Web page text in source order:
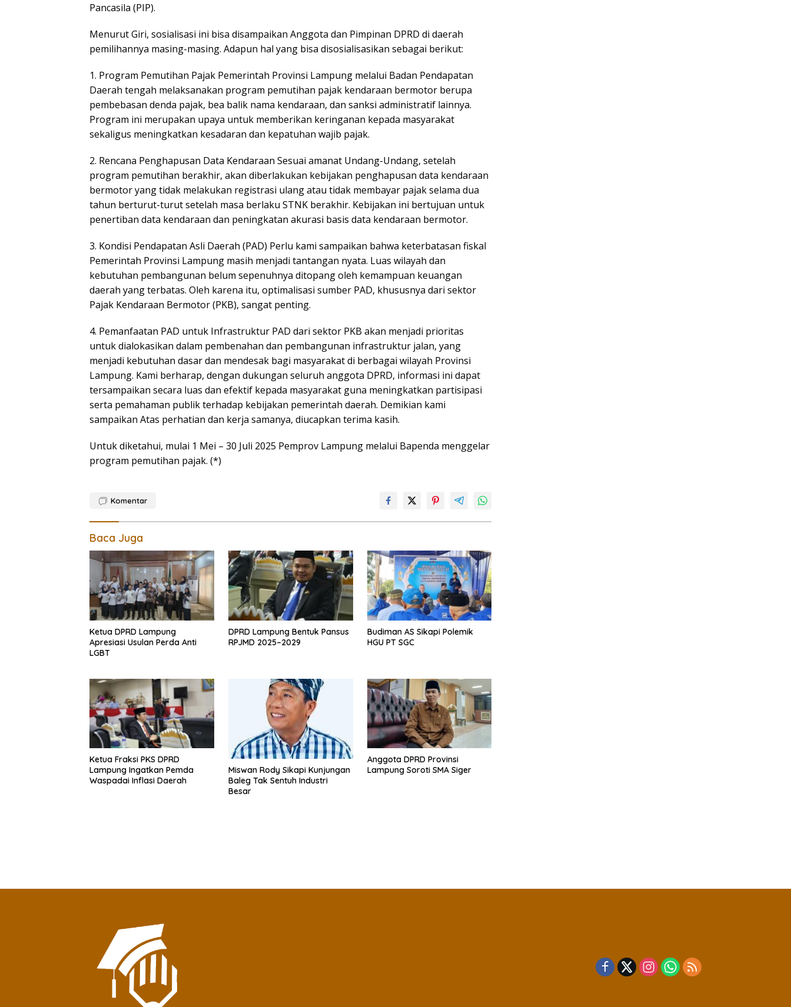
Pancasila (PIP).
Menurut Giri, sosialisasi ini bisa disampaikan Anggota dan Pimpinan DPRD di daerah
pemilihannya masing-masing. Adapun hal yang bisa disosialisasikan sebagai berikut:
1. Program Pemutihan Pajak Pemerintah Provinsi Lampung melalui Badan Pendapatan
Daerah tengah melaksanakan program pemutihan pajak kendaraan bermotor berupa
pembebasan denda pajak, bea balik nama kendaraan, dan sanksi administratif lainnya.
Program ini merupakan upaya untuk memberikan keringanan kepada masyarakat
sekaligus meningkatkan kesadaran dan kepatuhan wajib pajak.
2. Rencana Penghapusan Data Kendaraan Sesuai amanat Undang-Undang, setelah
program pemutihan berakhir, akan diberlakukan kebijakan penghapusan data kendaraan
bermotor yang tidak melakukan registrasi ulang atau tidak membayar pajak selama dua
tahun berturut-turut setelah masa berlaku STNK berakhir. Kebijakan ini bertujuan untuk
penertiban data kendaraan dan peningkatan akurasi basis data kendaraan bermotor.
3. Kondisi Pendapatan Asli Daerah (PAD) Perlu kami sampaikan bahwa keterbatasan fiskal
Pemerintah Provinsi Lampung masih menjadi tantangan nyata. Luas wilayah dan
kebutuhan pembangunan belum sepenuhnya ditopang oleh kemampuan keuangan
daerah yang terbatas. Oleh karena itu, optimalisasi sumber PAD, khususnya dari sektor
Pajak Kendaraan Bermotor (PKB), sangat penting.
4. Pemanfaatan PAD untuk Infrastruktur PAD dari sektor PKB akan menjadi prioritas
untuk dialokasikan dalam pembenahan dan pembangunan infrastruktur jalan, yang
menjadi kebutuhan dasar dan mendesak bagi masyarakat di berbagai wilayah Provinsi
Lampung. Kami berharap, dengan dukungan seluruh anggota DPRD, informasi ini dapat
tersampaikan secara luas dan efektif kepada masyarakat guna meningkatkan partisipasi
serta pemahaman publik terhadap kebijakan pemerintah daerah. Demikian kami
sampaikan Atas perhatian dan kerja samanya, diucapkan terima kasih.
Untuk diketahui, mulai 1 Mei – 30 Juli 2025 Pemprov Lampung melalui Bapenda menggelar
program pemutihan pajak. (*)
Komentar
Baca Juga
Ketua DPRD Lampung
Apresiasi Usulan Perda Anti
LGBT
DPRD Lampung Bentuk Pansus
RPJMD 2025–2029
Budiman AS Sikapi Polemik
HGU PT SGC
Ketua Fraksi PKS DPRD
Lampung Ingatkan Pemda
Waspadai Inflasi Daerah
Miswan Rody Sikapi Kunjungan
Baleg Tak Sentuh Industri
Besar
Anggota DPRD Provinsi
Lampung Soroti SMA Siger